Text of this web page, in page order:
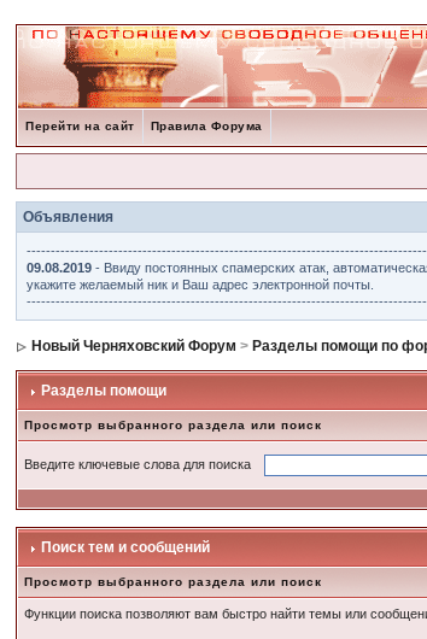
Перейти на сайт Правила Форума
Объявления
09.08.2019 - Ввиду постоянных спамерских атак,
укажите желаемый ник и Ваш адрес электронной почты.
Новый Черняховский Форум > Разделы помощи по
Разделы помощи
Просмотр выбранного раздела или поиск
Введите ключевые слова для поиска
Поиск тем и сообщений
Просмотр выбранного раздела или поиск
Функции поиска позволяют вам быстро найти темы или